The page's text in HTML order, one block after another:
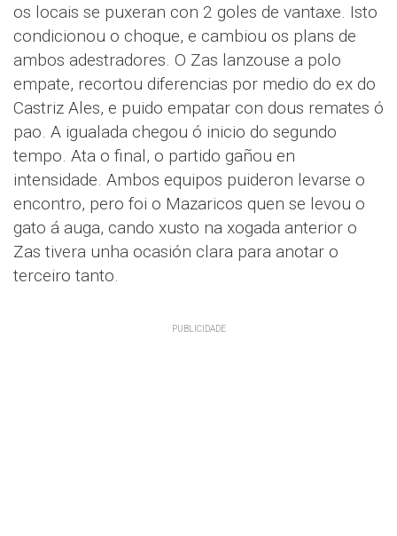
os locais se puxeran con 2 goles de vantaxe. Isto
condicionou o choque, e cambiou os plans de
ambos adestradores. O Zas lanzouse a polo
empate, recortou diferencias por medio do ex do
Castriz Ales, e puido empatar con dous remates ó
pao. A igualada chegou ó inicio do segundo
tempo. Ata o final, o partido gañou en
intensidade. Ambos equipos puideron levarse o
encontro, pero foi o Mazaricos quen se levou o
gato á auga, cando xusto na xogada anterior o
Zas tivera unha ocasión clara para anotar o
terceiro tanto.